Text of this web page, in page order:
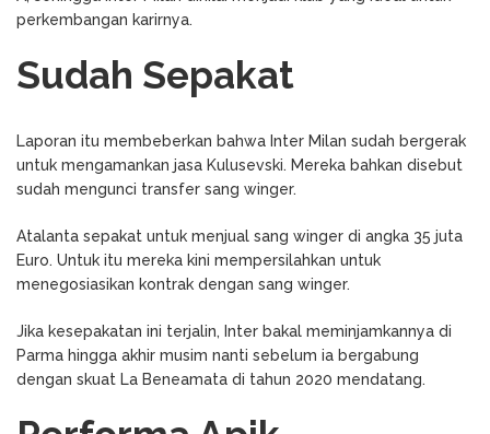
perkembangan karirnya.
Sudah Sepakat
Laporan itu membeberkan bahwa Inter Milan sudah bergerak
untuk mengamankan jasa Kulusevski. Mereka bahkan disebut
sudah mengunci transfer sang winger.
Atalanta sepakat untuk menjual sang winger di angka 35 juta
Euro. Untuk itu mereka kini mempersilahkan untuk
menegosiasikan kontrak dengan sang winger.
Jika kesepakatan ini terjalin, Inter bakal meminjamkannya di
Parma hingga akhir musim nanti sebelum ia bergabung
dengan skuat La Beneamata di tahun 2020 mendatang.